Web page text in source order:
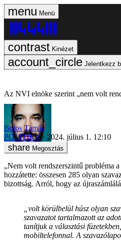
Menü
Kinézet
Jelentkezz
Az NVI elnöke szerint „nem volt
Botos Tamás
POLITIKA
2024. július 1. 12:10
Megosztás
„Nem volt rendszerszintű probléma
hozzátette: összesen 285 olyan
bizottság. Arról, hogy az
„volt körülbelül húsz olyan
szavazatot tartalmazott az
tanítjuk a választási
mobiltelefonnal. A